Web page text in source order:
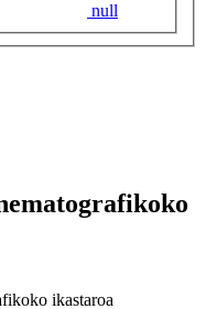
null
ikastaroa